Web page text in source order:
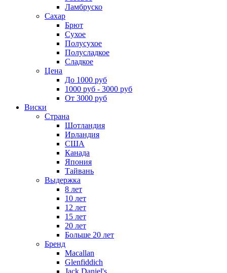
Ламбруско
Сахар
Брют
Сухое
Полусухое
Полусладкое
Сладкое
Цена
До 1000 руб
1000 руб - 3000 руб
От 3000 руб
Виски
Страна
Шотландия
Ирландия
США
Канада
Япония
Тайвань
Выдержка
8 лет
10 лет
12 лет
15 лет
20 лет
Больше 20 лет
Бренд
Macallan
Glenfiddich
Jack Daniel's